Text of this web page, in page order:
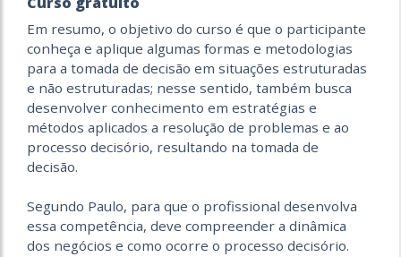
Em resumo, o objetivo do curso é que o participante
conheça e aplique algumas formas e metodologias
para a tomada de decisão em situações estruturadas
e não estruturadas; nesse sentido, também busca
desenvolver conhecimento em estratégias e
métodos aplicados a resolução de problemas e ao
processo decisório, resultando na tomada de
decisão.
Segundo Paulo, para que o profissional desenvolva
essa competência, deve compreender a dinâmica
dos negócios e como ocorre o processo decisório.